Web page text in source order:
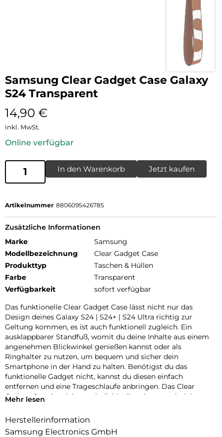
Samsung Clear Gadget Case Galaxy
S24 Transparent
14,90 €
inkl. MwSt.
Online verfügbar
In den Warenkorb Jetzt kaufen
Artikelnummer 8806095426785
Zusätzliche Informationen
Marke
Samsung
Modellbezeichnung
Clear Gadget Case
Produkttyp
Taschen & Hüllen
Farbe
Transparent
Verfügbarkeit
sofort verfügbar
Das funktionelle Clear Gadget Case lässt nicht nur das
Design deines Galaxy S24 | S24+ | S24 Ultra richtig zur
Geltung kommen, es ist auch funktionell zugleich. Ein
ausklappbarer Standfuß, womit du deine Inhalte aus einem
angenehmen Blickwinkel genießen kannst oder als
Ringhalter zu nutzen, um bequem und sicher dein
Smartphone in der Hand zu halten. Benötigst du das
funktionelle Gadget nicht, kannst du diesen einfach
entfernen und eine Trageschlaufe anbringen. Das Clear
Gadget Case ist nicht nur individuell, es kann auch dein
Mehr lesen
Herstellerinformation
Samsung Electronics GmbH